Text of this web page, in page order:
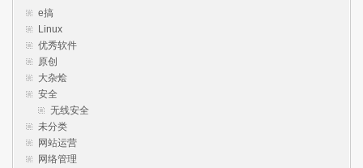
e搞
Linux
优秀软件
原创
大杂烩
安全
无线安全
未分类
网站运营
网络管理